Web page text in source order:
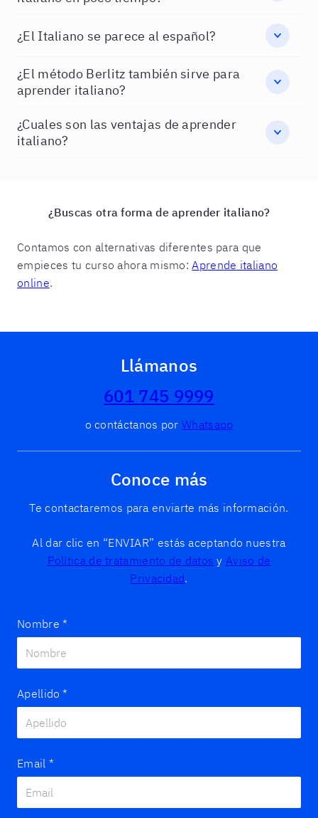
¿El Italiano se parece al español?
¿El método Berlitz también sirve para
aprender italiano?
¿Cuales son las ventajas de aprender
italiano?
¿Buscas otra forma de aprender italiano?
Contamos con alternativas diferentes para que
empieces tu curso ahora mismo:Aprende italiano
online.
Llámanos
601 745 9999
o contáctanos por Whatsapp
Conoce más
Te contactaremos para enviarte más información.
Al dar clic en “ENVIAR” estás aceptando nuestra
Política de tratamiento de datos yAviso de
Privacidad.
Nombre *
Apellido *
Email *